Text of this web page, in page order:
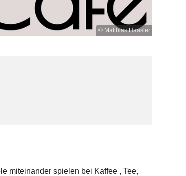
© Matthias Haasler
miteinander spielen bei Kaffee , Tee,